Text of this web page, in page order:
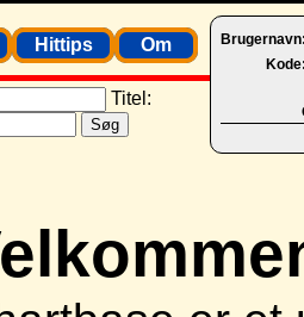
Hittips Om
Titel: